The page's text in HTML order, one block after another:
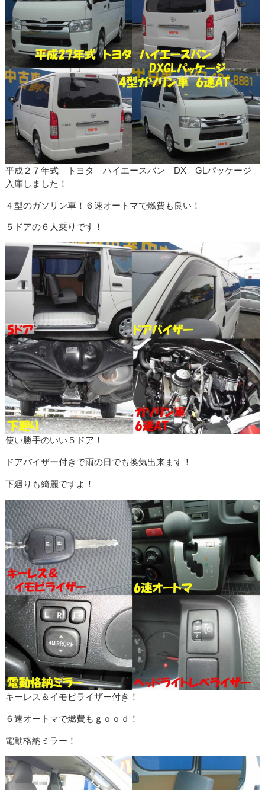
平成２７年式 トヨタ ハイエースバン DX GLパッケージ
入庫しました！
４型のガソリン車！６速オートマで燃費も良い！
５ドアの６人乗りです！
使い勝手のいい５ドア！
ドアバイザー付きで雨の日でも換気出来ます！
下廻りも綺麗ですよ！
キーレス＆イモビライザー付き！
６速オートマで燃費もｇｏｏｄ！
電動格納ミラー！